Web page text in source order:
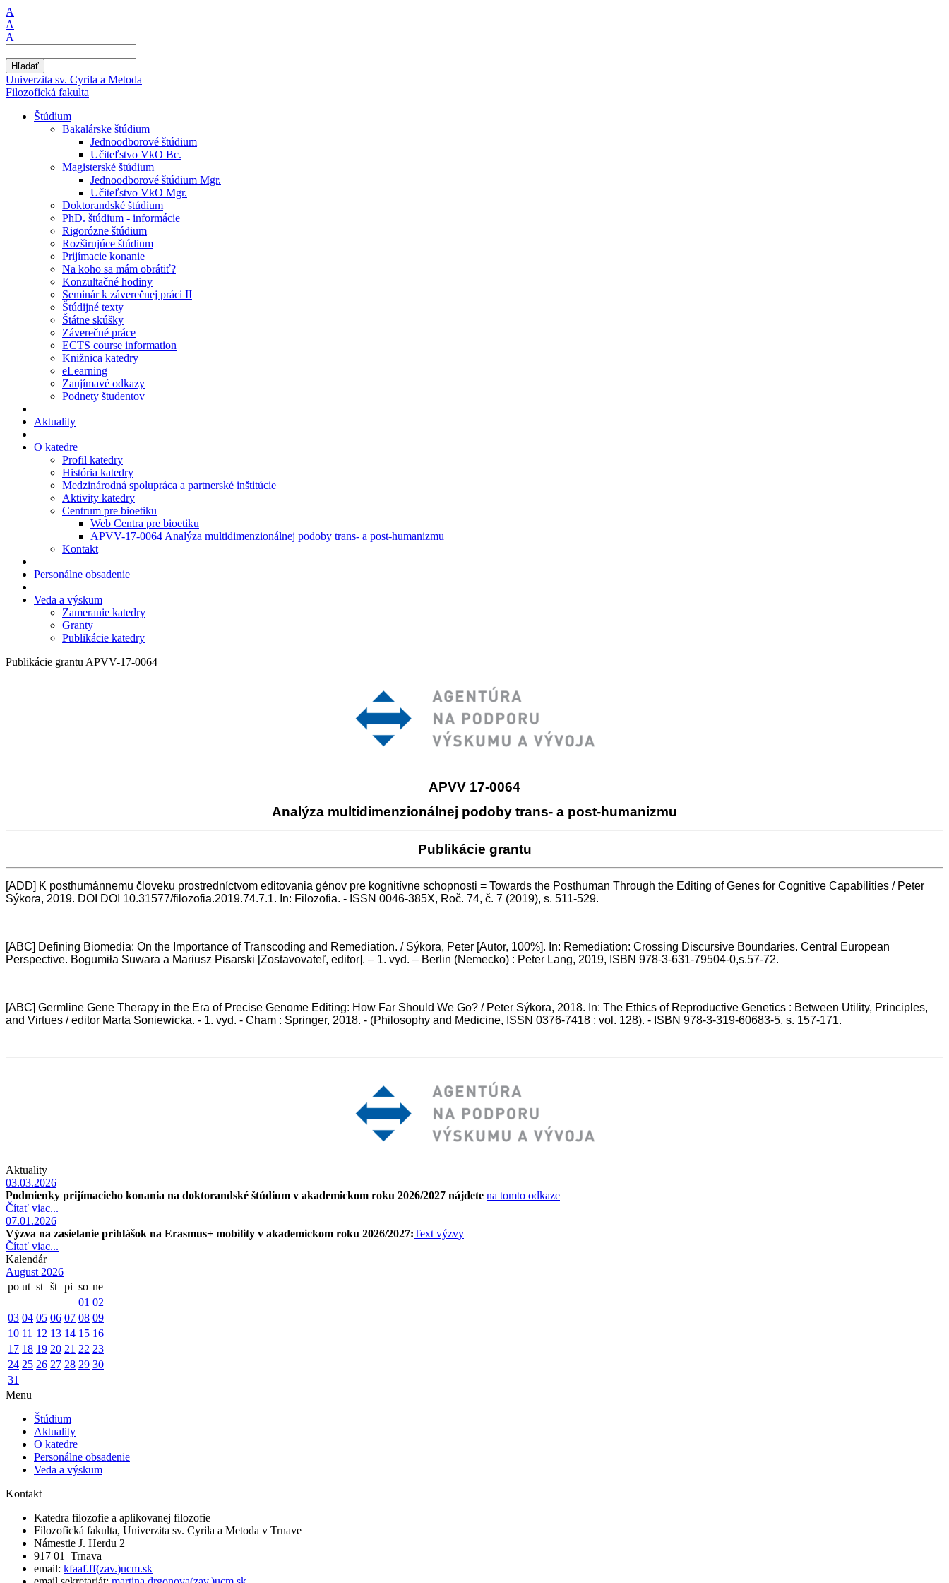
A
A
A
Hľadať
Univerzita sv. Cyrila a Metoda
Filozofická fakulta
Štúdium
Bakalárske štúdium
Jednoodborové štúdium
Učiteľstvo VkO Bc.
Magisterské štúdium
Jednoodborové štúdium Mgr.
Učiteľstvo VkO Mgr.
Doktorandské štúdium
PhD. štúdium - informácie
Rigorózne štúdium
Rozširujúce štúdium
Prijímacie konanie
Na koho sa mám obrátiť?
Konzultačné hodiny
Seminár k záverečnej práci II
Štúdijné texty
Štátne skúšky
Záverečné práce
ECTS course information
Knižnica katedry
eLearning
Zaujímavé odkazy
Podnety študentov
Aktuality
O katedre
Profil katedry
História katedry
Medzinárodná spolupráca a partnerské inštitúcie
Aktivity katedry
Centrum pre bioetiku
Web Centra pre bioetiku
APVV-17-0064 Analýza multidimenzionálnej podoby trans- a post-humanizmu
Kontakt
Personálne obsadenie
Veda a výskum
Zameranie katedry
Granty
Publikácie katedry
Publikácie grantu APVV-17-0064
APVV 17-0064
Analýza multidimenzionálnej podoby trans- a post-humanizmu
Publikácie grantu
[ADD] K posthumánnemu človeku prostredníctvom editovania génov pre kognitívne schopnosti = Towards the Posthuman Through the Editing of Genes for Cognitive Capabilities / Peter
Sýkora, 2019. DOI DOI 10.31577/filozofia.2019.74.7.1. In: Filozofia. - ISSN 0046-385X, Roč. 74, č. 7 (2019), s. 511-529.
[ABC] Defining Biomedia: On the Importance of Transcoding and Remediation. / Sýkora, Peter [Autor, 100%]. In: Remediation: Crossing Discursive Boundaries. Central European
Perspective. Bogumiła Suwara a Mariusz Pisarski [Zostavovateľ, editor]. – 1. vyd. – Berlin (Nemecko) : Peter Lang, 2019, ISBN 978-3-631-79504-0,s.57-72.
[ABC] Germline Gene Therapy in the Era of Precise Genome Editing: How Far Should We Go? / Peter Sýkora, 2018. In: The Ethics of Reproductive Genetics : Between Utility, Principles,
and Virtues / editor Marta Soniewicka. - 1. vyd. - Cham : Springer, 2018. - (Philosophy and Medicine, ISSN 0376-7418 ; vol. 128). - ISBN 978-3-319-60683-5, s. 157-171.
Aktuality
03.03.2026
Podmienky prijímacieho konania na doktorandské štúdium v akademickom roku 2026/2027 nájdete na tomto odkaze
Čítať viac...
07.01.2026
Výzva na zasielanie prihlášok na Erasmus+ mobility v akademickom roku 2026/2027:Text výzvy
Čítať viac...
Kalendár
August 2026
po ut st št pi so ne
01 02
03 04 05 06 07 08 09
10 11 12 13 14 15 16
17 18 19 20 21 22 23
24 25 26 27 28 29 30
31
Menu
Štúdium
Aktuality
O katedre
Personálne obsadenie
Veda a výskum
Kontakt
Katedra filozofie a aplikovanej filozofie
Filozofická fakulta, Univerzita sv. Cyrila a Metoda v Trnave
Námestie J. Herdu 2
917 01 Trnava
email: kfaaf.ff(zav.)ucm.sk